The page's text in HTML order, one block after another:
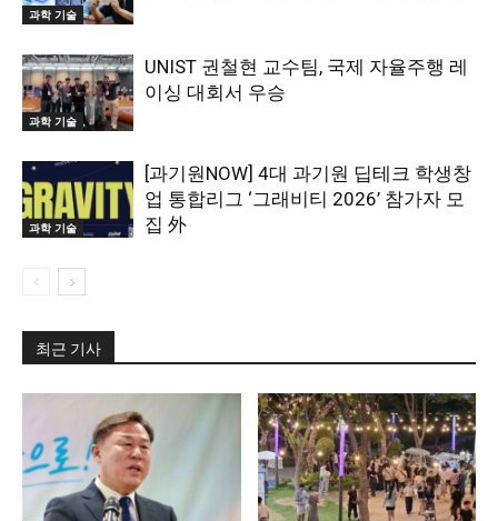
과학 기술
과학 기술
UNIST 권철현 교수팀, 국제 자율주행 레
이싱 대회서 우승
과학 기술
[과기원NOW] 4대 과기원 딥테크 학생창
업 통합리그 ‘그래비티 2026’ 참가자 모
집 外
최근 기사